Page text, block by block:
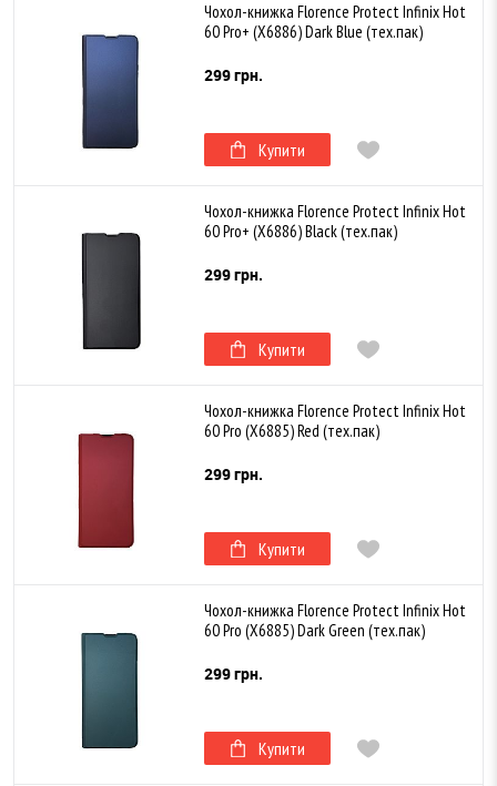
Чохол-книжка Florence Protect Infinix Hot
60 Pro+ (X6886) Dark Blue (тех.пак)
299 грн.
Купити
Чохол-книжка Florence Protect Infinix Hot
60 Pro+ (X6886) Black (тех.пак)
299 грн.
Купити
Чохол-книжка Florence Protect Infinix Hot
60 Pro (X6885) Red (тех.пак)
299 грн.
Купити
Чохол-книжка Florence Protect Infinix Hot
60 Pro (X6885) Dark Green (тех.пак)
299 грн.
Купити